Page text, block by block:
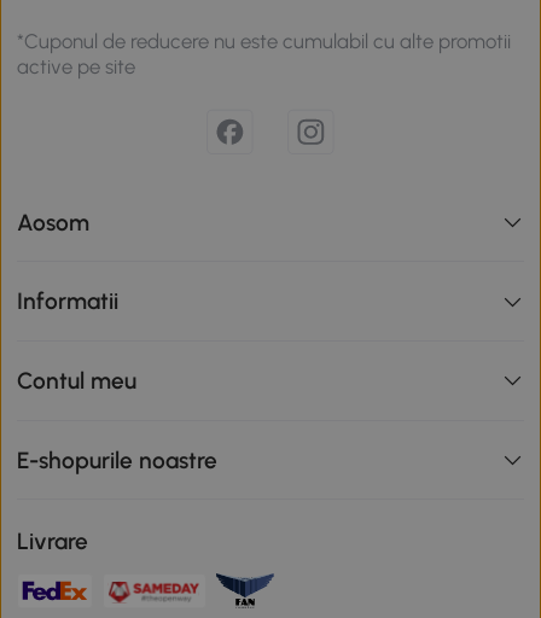
*Cuponul de reducere nu este cumulabil cu alte promotii
active pe site
Aosom
Informatii
Contul meu
E-shopurile noastre
Livrare